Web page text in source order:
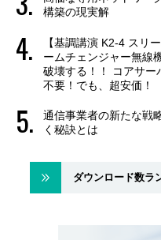
構築の現実解
【基調講演 K2-4 スリ
ームチェンジャー無線
破壊する！！ コアサー
不要！でも、超安価
通信事業者の新たな戦
く秘訣とは
ダウンロード数ラ